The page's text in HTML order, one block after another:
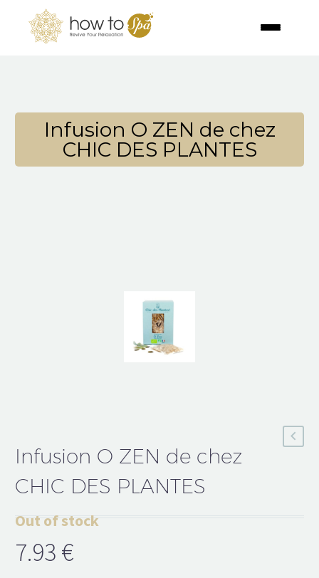
Infusion O ZEN de chez
CHIC DES PLANTES
Infusion O ZEN de chez
CHIC DES PLANTES
7.93 €
Out of stock